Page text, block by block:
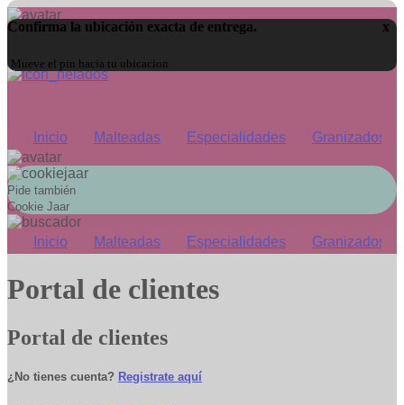
Malteadas Especialidades Granizados
Pide también
Cookie Jaar
Malteadas Especialidades Granizados
Portal de clientes
Portal de clientes
¿No tienes cuenta? Registrate aquí
x
Confirma la ubicación exacta de entrega.
Mueve el pin hacia tu ubicacion